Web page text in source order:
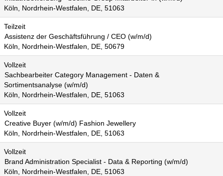
Köln, Nordrhein-Westfalen, DE, 51063
Teilzeit
Assistenz der Geschäftsführung / CEO (w/m/d)
Köln, Nordrhein-Westfalen, DE, 50679
Vollzeit
Sachbearbeiter Category Management - Daten &
Sortimentsanalyse (w/m/d)
Köln, Nordrhein-Westfalen, DE, 51063
Vollzeit
Creative Buyer (w/m/d) Fashion Jewellery
Köln, Nordrhein-Westfalen, DE, 51063
Vollzeit
Brand Administration Specialist - Data & Reporting (w/m/d)
Köln, Nordrhein-Westfalen, DE, 51063